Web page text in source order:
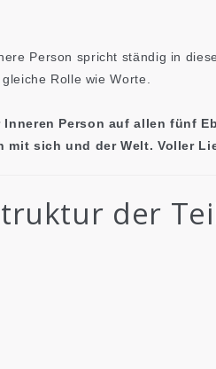
Person spricht ständig in
Rolle wie Worte.
Inneren Person auf allen fünf
mit sich und der Welt. Voller
der